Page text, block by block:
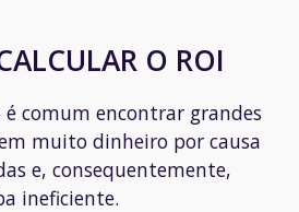
O ROI
comum encontrar grandes
muito dinheiro por causa
e, consequentemente,
ineficiente.